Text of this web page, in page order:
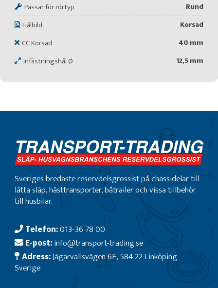
Passar för rörtyp
Rund
Hålbild
Korsad
CC Korsad
40 mm
Infästningshål Ø
12,5 mm
Sveriges bredaste reservdelsgrossist på chassidelar till
lätta släp, hästtransporter, båtrailer och vissa tillbehör
till husbilar.
Telefon:013-36 78 00
E-post:info@transport-trading.se
Adress:Jägarvallsvägen 6E, 584 22 Linköping
Sverige